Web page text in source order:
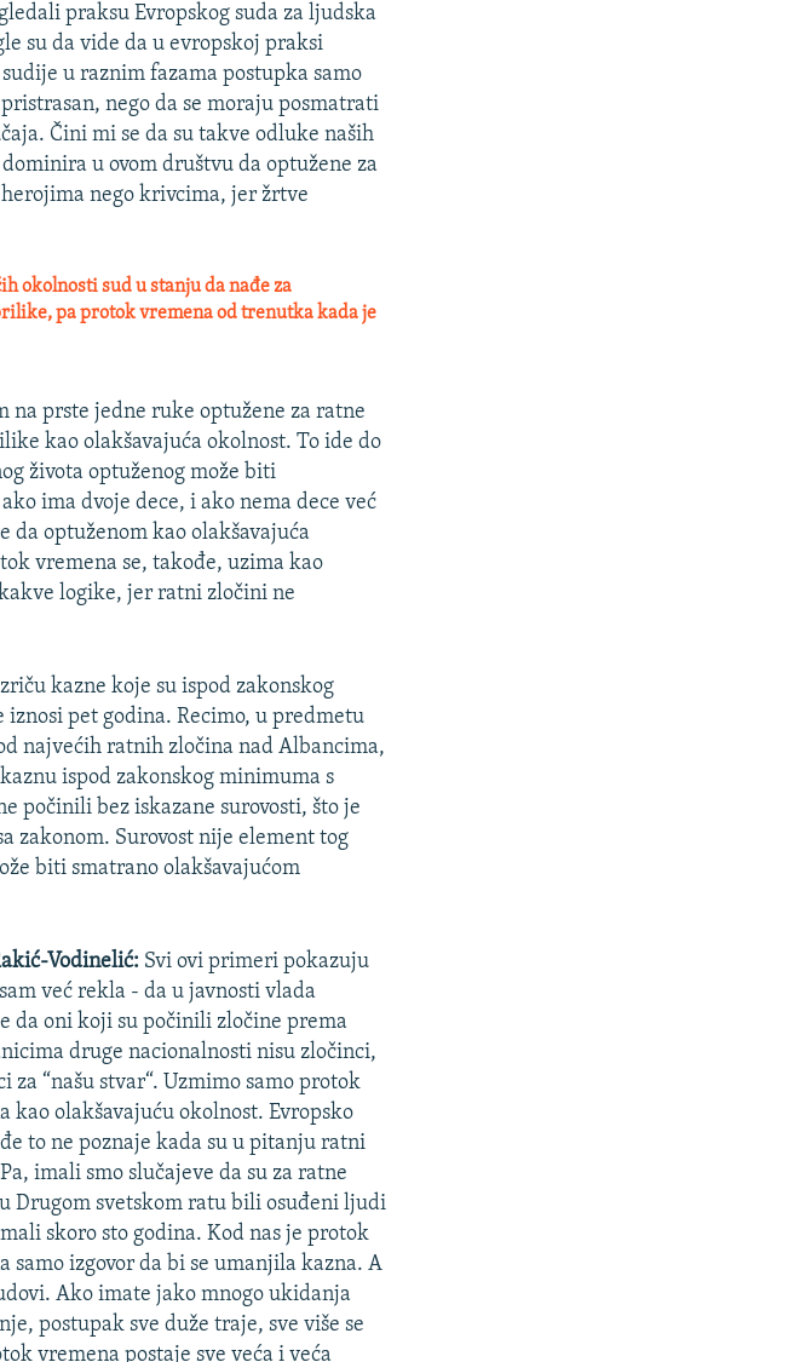
praksu Evropskog suda za ljudska
su da vide da u evropskoj praksi
u raznim fazama postupka samo
nego da se moraju posmatrati
Čini mi se da su takve odluke naših
u ovom društvu da optužene za
nego krivcima, jer žrtve
okolnosti sud u stanju da nađe za
pa protok vremena od trenutka kada je
prste jedne ruke optužene za ratne
kao olakšavajuća okolnost. To ide do
života optuženog može biti
ima dvoje dece, i ako nema dece već
da optuženom kao olakšavajuća
vremena se, takođe, uzima kao
logike, jer ratni zločini ne
kazne koje su ispod zakonskog
pet godina. Recimo, u predmetu
najvećih ratnih zločina nad Albancima,
ispod zakonskog minimuma s
počinili bez iskazane surovosti, što je
zakonom. Surovost nije element tog
biti smatrano olakšavajućom
Vodinelić: Svi ovi primeri pokazuju
već rekla - da u javnosti vlada
da oni koji su počinili zločine prema
druge nacionalnosti nisu zločinci,
za “našu stvar“. Uzmimo samo protok
kao olakšavajuću okolnost. Evropsko
to ne poznaje kada su u pitanju ratni
imali smo slučajeve da su za ratne
Drugom svetskom ratu bili osuđeni ljudi
skoro sto godina. Kod nas je protok
samo izgovor da bi se umanjila kazna. A
Ako imate jako mnogo ukidanja
postupak sve duže traje, sve više se
vremena postaje sve veća i veća